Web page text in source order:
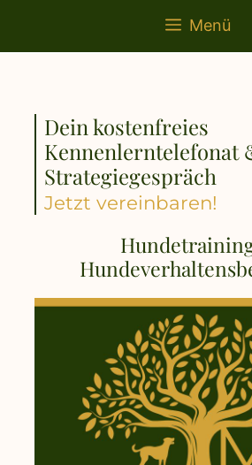
Menü
Dein kostenfreies
Kennenlerntelefonat
Strategiegespräch
Jetzt vereinbaren!